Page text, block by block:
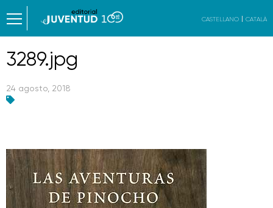
CASTELLANO CATALÀ
3289.jpg
24 agosto, 2018